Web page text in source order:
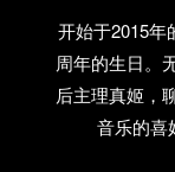
开始于2015年
周年的生日。
后主理真姬，
音乐的喜